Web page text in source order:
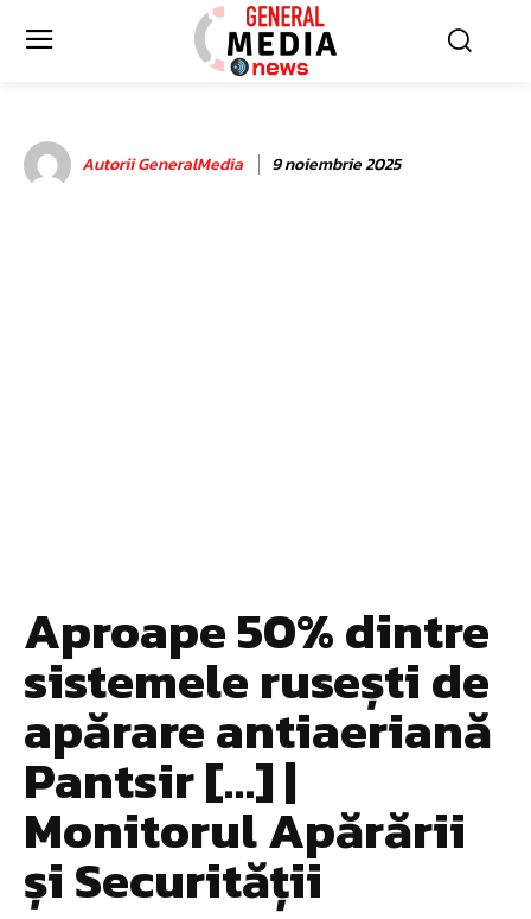
Autorii GeneralMedia 9 noiembrie 2025
Aproape 50% dintre
sistemele rusești de
apărare antiaeriană
Pantsir […] |
Monitorul Apărării
și Securității